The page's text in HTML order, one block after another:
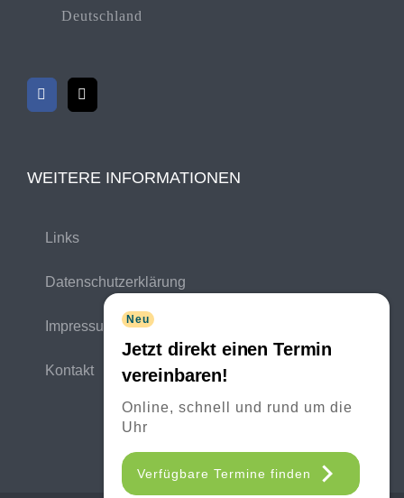
Neu
Jetzt direkt einen Termin
vereinbaren!
Online, schnell und rund um die
Uhr
Verfügbare Termine finden
Deutschland
WEITERE INFORMATIONEN
Links
Datenschutzerklärung
Impressum
Kontakt